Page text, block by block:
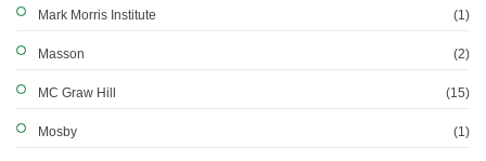
Mark Morris Institute (1)
Masson (2)
MC Graw Hill (15)
Mosby (1)